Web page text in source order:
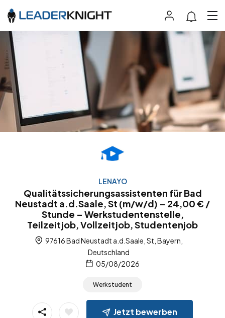
LENAYO
Qualitätssicherungsassistenten für Bad
Neustadt a.d.Saale, St (m/w/d) – 24,00 € /
Stunde – Werkstudentenstelle,
Teilzeitjob, Vollzeitjob, Studentenjob
97616 Bad Neustadt a.d.Saale, St, Bayern,
Deutschland
05/08/2026
Werkstudent
Jetzt bewerben